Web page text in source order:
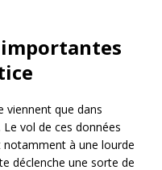
viennent que dans
Le vol de ces données
à une lourde
déclenche une sorte de